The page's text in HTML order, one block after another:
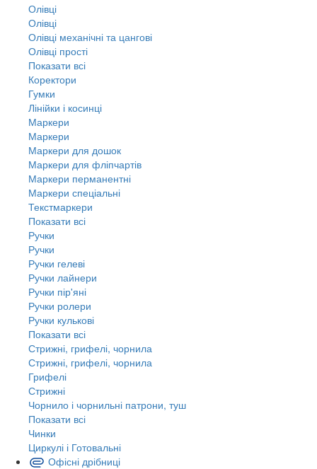
Олівці
Олівці
Олівці механічні та цангові
Олівці прості
Показати всі
Коректори
Гумки
Лінійки і косинці
Маркери
Маркери
Маркери для дошок
Маркери для фліпчартів
Маркери перманентні
Маркери спеціальні
Текстмаркери
Показати всі
Ручки
Ручки
Ручки гелеві
Ручки лайнери
Ручки пір'яні
Ручки ролери
Ручки кулькові
Показати всі
Стрижні, грифелі, чорнила
Стрижні, грифелі, чорнила
Грифелі
Стрижні
Чорнило і чорнильні патрони, туш
Показати всі
Чинки
Циркулі і Готовальні
Офісні дрібниці